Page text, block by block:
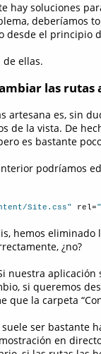
hay soluciones
deberíamos
desde el principio
de ellas.
las rutas
artesana es, sin
de la vista. De
es bastante
podríamos
Site.css" rel=
hemos
¿no?
nuestra
si queremos
que la carpeta
suele ser bastante
en